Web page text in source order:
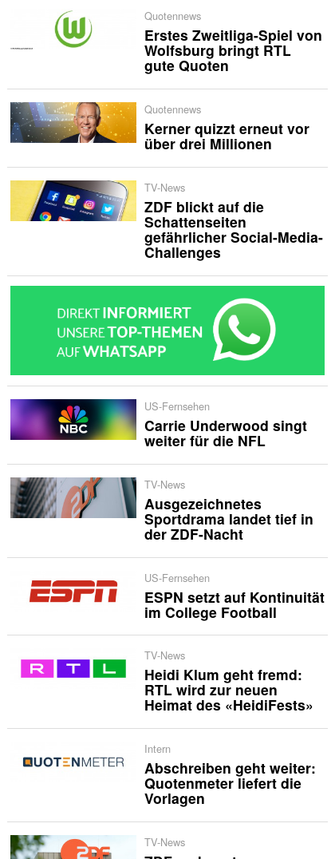
Quotennews
Erstes Zweitliga-Spiel von
Wolfsburg bringt RTL
gute Quoten
Quotennews
Kerner quizzt erneut vor
über drei Millionen
TV-News
ZDF blickt auf die
Schattenseiten
gefährlicher Social-Media-
Challenges
US-Fernsehen
Carrie Underwood singt
weiter für die NFL
TV-News
Ausgezeichnetes
Sportdrama landet tief in
der ZDF-Nacht
US-Fernsehen
ESPN setzt auf Kontinuität
im College Football
TV-News
Heidi Klum geht fremd:
RTL wird zur neuen
Heimat des «HeidiFests»
Intern
Abschreiben geht weiter:
Quotenmeter liefert die
Vorlagen
TV-News